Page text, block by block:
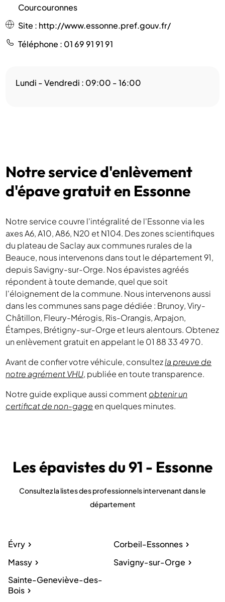
Courcouronnes
Site : http://www.essonne.pref.gouv.fr/
Téléphone : 01 69 91 91 91
Lundi - Vendredi : 09:00 - 16:00
Notre service d'enlèvement
d'épave gratuit en Essonne
Notre service couvre l'intégralité de l'Essonne via les
axes A6, A10, A86, N20 et N104. Des zones scientifiques
du plateau de Saclay aux communes rurales de la
Beauce, nous intervenons dans tout le département 91,
depuis Savigny-sur-Orge. Nos épavistes agréés
répondent à toute demande, quel que soit
l'éloignement de la commune. Nous intervenons aussi
dans les communes sans page dédiée : Brunoy, Viry-
Châtillon, Fleury-Mérogis, Ris-Orangis, Arpajon,
Étampes, Brétigny-sur-Orge et leurs alentours. Obtenez
un enlèvement gratuit en appelant le 01 88 33 49 70.
Avant de confier votre véhicule, consultezla preuve de
notre agrément VHU, publiée en toute transparence.
Notre guide explique aussi comment obtenir un
certificat de non-gage en quelques minutes.
Les épavistes du 91 - Essonne
Consultez la listes des professionnels intervenant dans le
département
Évry
Corbeil-Essonnes
Massy
Savigny-sur-Orge
Sainte-Geneviève-des-
Bois